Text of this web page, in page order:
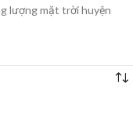
lượng mặt trời huyện